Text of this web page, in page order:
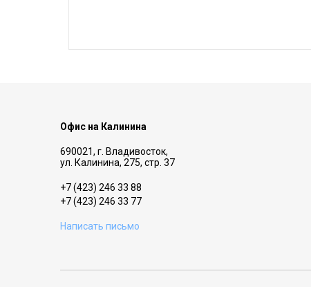
Офис на Калинина
690021, г. Владивосток,
ул. Калинина, 275, стр. 37
+7 (423) 246 33 88
+7 (423) 246 33 77
Написать письмо